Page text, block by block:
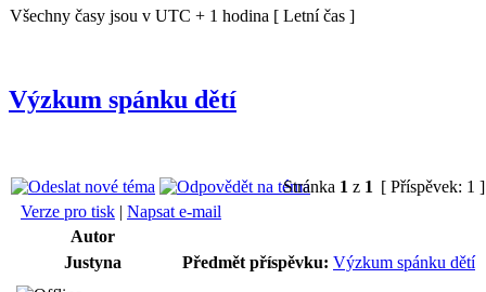
Všechny časy jsou v UTC + 1 hodina [ Letní čas ]
Výzkum spánku dětí
Stránka 1 z 1 [ Příspěvek: 1
Verze pro tisk | Napsat e-mail
Autor
Justyna
Předmět příspěvku: Výzkum spánku dětí